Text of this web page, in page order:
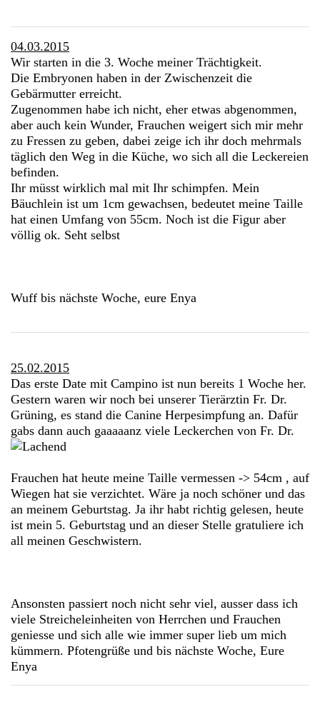
04.03.2015
Wir starten in die 3. Woche meiner Trächtigkeit.
Die Embryonen haben in der Zwischenzeit die
Gebärmutter erreicht.
Zugenommen habe ich nicht, eher etwas abgenommen,
aber auch kein Wunder, Frauchen weigert sich mir mehr
zu Fressen zu geben, dabei zeige ich ihr doch mehrmals
täglich den Weg in die Küche, wo sich all die Leckereien
befinden.
Ihr müsst wirklich mal mit Ihr schimpfen. Mein
Bäuchlein ist um 1cm gewachsen, bedeutet meine Taille
hat einen Umfang von 55cm. Noch ist die Figur aber
völlig ok. Seht selbst
Wuff bis nächste Woche, eure Enya
25.02.2015
Das erste Date mit Campino ist nun bereits 1 Woche her.
Gestern waren wir noch bei unserer Tierärztin Fr. Dr.
Grüning, es stand die Canine Herpesimpfung an. Dafür
gabs dann auch gaaaaanz viele Leckerchen von Fr. Dr.
Frauchen hat heute meine Taille vermessen -> 54cm , auf
Wiegen hat sie verzichtet. Wäre ja noch schöner und das
an meinem Geburtstag. Ja ihr habt richtig gelesen, heute
ist mein 5. Geburtstag und an dieser Stelle gratuliere ich
all meinen Geschwistern.
Ansonsten passiert noch nicht sehr viel, ausser dass ich
viele Streicheleinheiten von Herrchen und Frauchen
geniesse und sich alle wie immer super lieb um mich
kümmern. Pfotengrüße und bis nächste Woche, Eure
Enya